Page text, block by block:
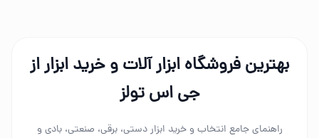
بهترین فروشگاه ابزار آلات و خرید ابزار از
جی اس تولز
راهنمای جامع انتخاب و خرید ابزار دستی، برقی، صنعتی، بادی و